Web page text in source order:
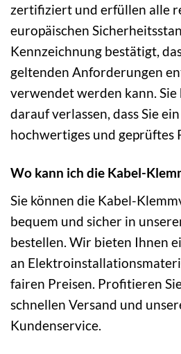
zertifiziert und erfüllen alle
europäischen
Kennzeichnung bestätigt,
geltenden Anforderungen
verwendet werden kann. Sie
darauf verlassen, dass Sie
hochwertiges und geprüftes
Wo kann ich die Kabel-
Sie können die Kabel-
bequem und sicher in
bestellen. Wir bieten Ihnen
an
fairen Preisen. Profitieren
schnellen Versand und
Kundenservice.